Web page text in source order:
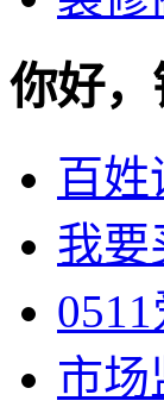
你好，
百姓
我要
市场